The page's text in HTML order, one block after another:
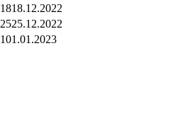
1818.12.2022
2525.12.2022
101.01.2023